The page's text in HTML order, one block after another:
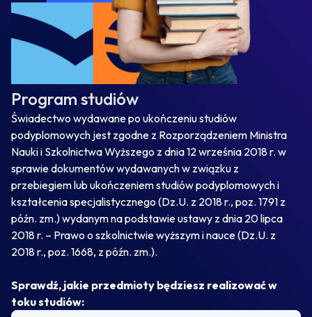
Program studiów
Świadectwo wydawane po ukończeniu studiów
podyplomowych jest zgodne z Rozporządzeniem Ministra
Nauki i Szkolnictwa Wyższego z dnia 12 września 2018 r. w
sprawie dokumentów wydawanych w związku z
przebiegiem lub ukończeniem studiów podyplomowych i
kształcenia specjalistycznego (Dz.U. z 2018 r., poz. 1791 z
późn. zm.) wydanym na podstawie ustawy z dnia 20 lipca
2018 r. – Prawo o szkolnictwie wyższym i nauce (Dz.U. z
2018 r., poz. 1668, z późn. zm.).
Sprawdź, jakie przedmioty będziesz realizować w
toku studiów: